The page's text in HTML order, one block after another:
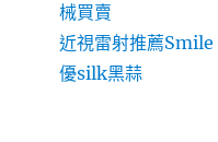
械買賣
近視雷射推薦
優silk黑蒜